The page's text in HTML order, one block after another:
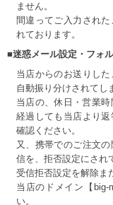
ません。
間違ってご入力され
れております。
■迷惑メール設定・フォル
当店からのお送りし
自動振り分けされてし
当店の、休日・営業
経過しても当店より
確認ください。
又、携帯でのご注文
信を、拒否設定にされ
受信拒否設定を解除ま
当店のドメイン【big-
い。